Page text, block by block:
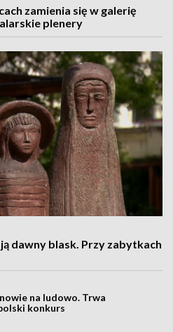
zamienia się w galerię
plenery
dawny blask. Przy zabytkach
na ludowo. Trwa
konkurs